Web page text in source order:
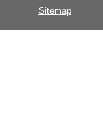
Sitemap